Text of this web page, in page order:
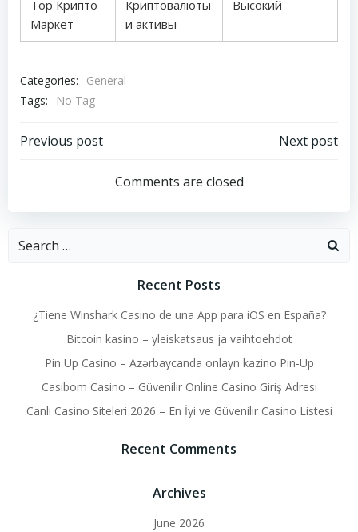
Тор Крипто
Маркет
Криптовалюты
и активы
Высокий
Categories:
General
Tags:
No Tag
Post
navigation
Previous post
navigation
Next post
Comments are closed
Search
Recent Posts
¿Tiene Winshark Casino de una App para iOS en España?
Bitcoin kasino – yleiskatsaus ja vaihtoehdot
Pin Up Casino – Azərbaycanda onlayn kazino Pin-Up
Casibom Casino – Güvenilir Online Casino Giriş Adresi
Canlı Casino Siteleri 2026 – En İyi ve Güvenilir Casino Listesi
Recent Comments
Archives
June 2026